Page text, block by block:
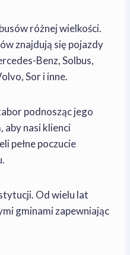
różnej wielkości.
znajdują się pojazdy
Benz, Solbus,
Sor i inne.
podnosząc jego
aby nasi klienci
pełne poczucie
Od wielu lat
gminami zapewniając